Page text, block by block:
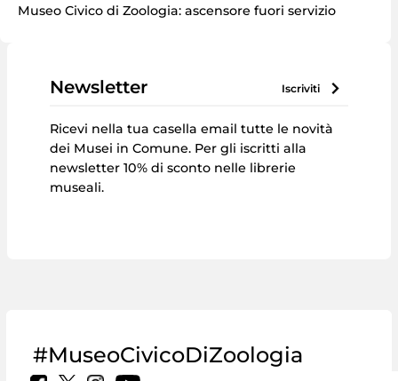
Museo Civico di Zoologia: ascensore fuori servizio
Newsletter iscriviti
Ricevi nella tua casella email tutte le novità
dei Musei in Comune. Per gli iscritti alla
newsletter 10% di sconto nelle librerie
museali.
#MuseoCivicoDiZoologia